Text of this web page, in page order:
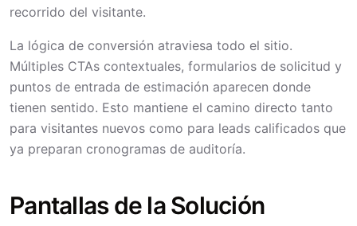
recorrido del visitante.
La lógica de conversión atraviesa todo el sitio.
Múltiples CTAs contextuales, formularios de solicitud y
puntos de entrada de estimación aparecen donde
tienen sentido. Esto mantiene el camino directo tanto
para visitantes nuevos como para leads calificados que
ya preparan cronogramas de auditoría.
Pantallas de la Solución